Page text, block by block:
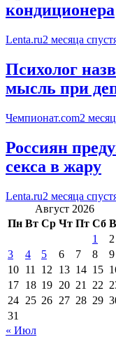
кондиционера
Lenta.ru2 месяца
Психолог
мысль при
Чемпионат.com2
Россиян
секса в жару
Lenta.ru2 месяца
Август 2026
Пн Вт Ср Чт Пт Сб
1
2
3
4 5 6 7 8
9
10 11 12 13 14 15
17 18 19 20 21 22
24 25 26 27 28 29
31
« Июл